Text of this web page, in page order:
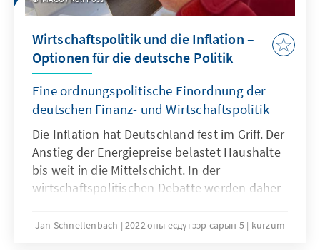
Wirtschaftspolitik und die Inflation –
Optionen für die deutsche Politik
Eine ordnungspolitische Einordnung der
deutschen Finanz- und Wirtschaftspolitik
Die Inflation hat Deutschland fest im Griff. Der
Anstieg der Energiepreise belastet Haushalte
bis weit in die Mittelschicht. In der
wirtschaftspolitischen Debatte werden daher
Preismechanismus für Energie ungehindert
Jan Schnellenbach 2022 оны есдүгээр сарын 5 kurzum